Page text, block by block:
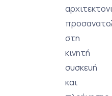
στη
κινητή
συσκευή
και